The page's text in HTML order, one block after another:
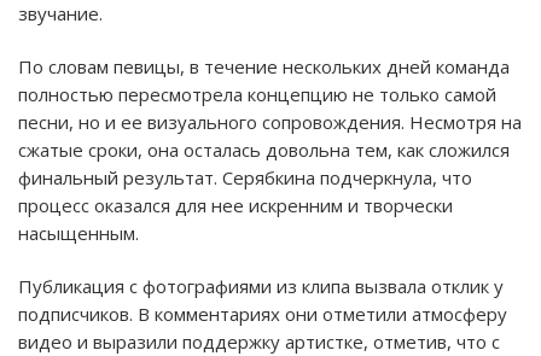
звучание.
По словам певицы, в течение нескольких дней команда
полностью пересмотрела концепцию не только самой
песни, но и ее визуального сопровождения. Несмотря на
сжатые сроки, она осталась довольна тем, как сложился
финальный результат. Серябкина подчеркнула, что
процесс оказался для нее искренним и творчески
насыщенным.
Публикация с фотографиями из клипа вызвала отклик у
подписчиков. В комментариях они отметили атмосферу
видео и выразили поддержку артистке, отметив, что с